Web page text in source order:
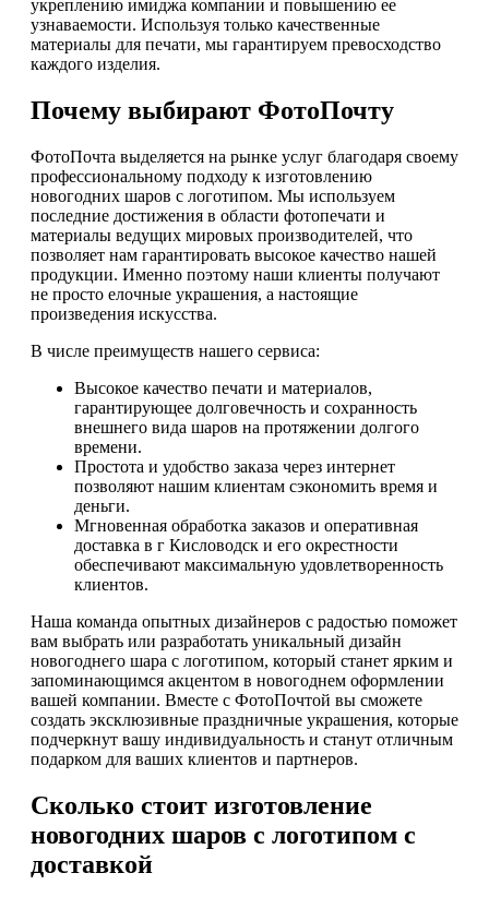
укреплению имиджа компании и повышению ее
узнаваемости. Используя только качественные
материалы для печати, мы гарантируем превосходство
каждого изделия.
Почему выбирают ФотоПочту
ФотоПочта выделяется на рынке услуг благодаря своему
профессиональному подходу к изготовлению
новогодних шаров с логотипом. Мы используем
последние достижения в области фотопечати и
материалы ведущих мировых производителей, что
позволяет нам гарантировать высокое качество нашей
продукции. Именно поэтому наши клиенты получают
не просто елочные украшения, а настоящие
произведения искусства.
В числе преимуществ нашего сервиса:
Высокое качество печати и материалов,
гарантирующее долговечность и сохранность
внешнего вида шаров на протяжении долгого
времени.
Простота и удобство заказа через интернет
позволяют нашим клиентам сэкономить время и
деньги.
Мгновенная обработка заказов и оперативная
доставка в г Кисловодск и его окрестности
обеспечивают максимальную удовлетворенность
клиентов.
Наша команда опытных дизайнеров с радостью поможет
вам выбрать или разработать уникальный дизайн
новогоднего шара с логотипом, который станет ярким и
запоминающимся акцентом в новогоднем оформлении
вашей компании. Вместе с ФотоПочтой вы сможете
создать эксклюзивные праздничные украшения, которые
подчеркнут вашу индивидуальность и станут отличным
подарком для ваших клиентов и партнеров.
Сколько стоит изготовление
новогодних шаров с логотипом с
доставкой